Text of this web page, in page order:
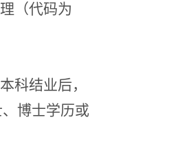
（代码为
科结业后，
博士学历或